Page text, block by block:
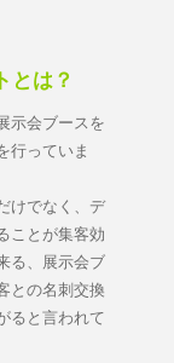
とは？
示会ブースを
行っていま
けでなく、デ
ことが集客効
る、展示会ブ
との名刺交換
ると言われて